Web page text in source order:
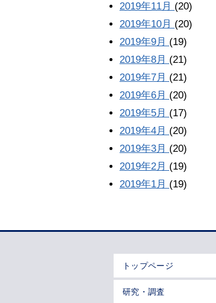
2019年11月 (20)
2019年10月 (20)
2019年9月 (19)
2019年8月 (21)
2019年7月 (21)
2019年6月 (20)
2019年5月 (17)
2019年4月 (20)
2019年3月 (20)
2019年2月 (19)
2019年1月 (19)
トップページ
研究・調査